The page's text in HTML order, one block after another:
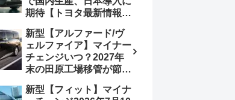
2024年11月5日、価格
180.07～244.2万円、値
上げ約8～10万円、法規
対応、ハイブリッド
4WD追加まだ、フルモ
デルチェンジはトヨタが
介入か
期待【トヨタ最新情報】
売、2代目HEV・PHEV
は日本未導入
新型【アルファード/ヴ
ェルファイア】マイナー
チェンジいつ？2027年
末の田原工場移管が節目
のフェイスリフト予想
新型【フィット】マイナ